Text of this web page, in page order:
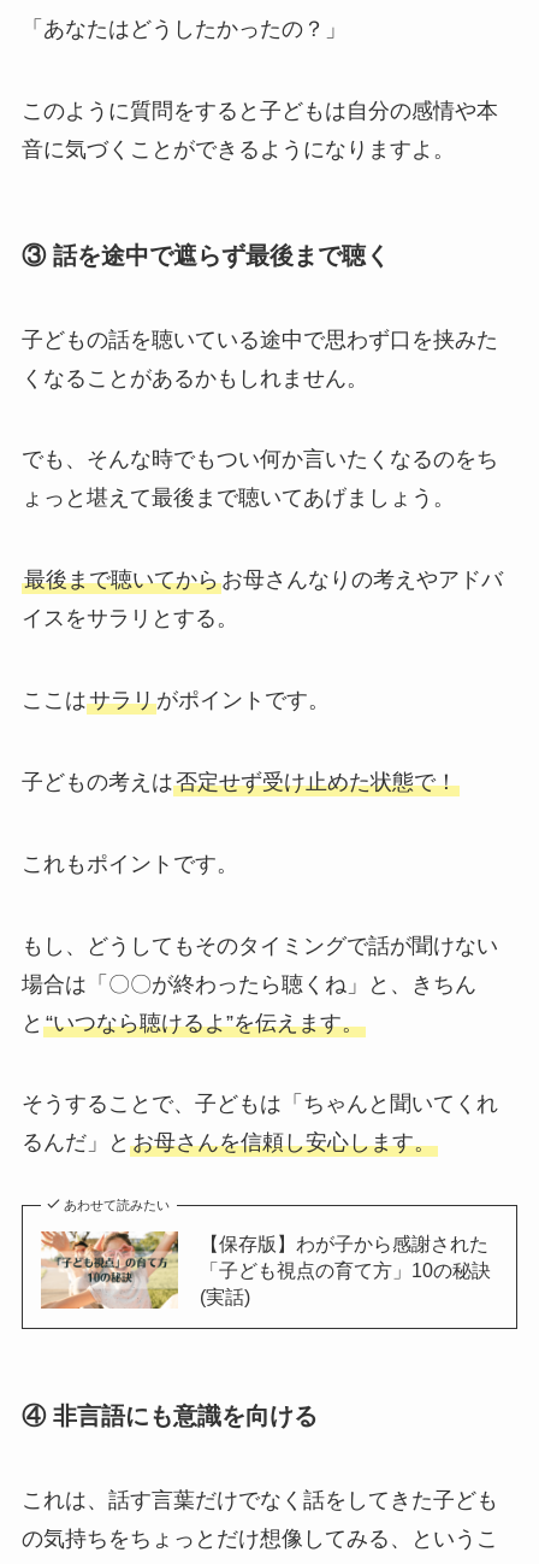
「あなたはどうしたかったの？」
このように質問をすると子どもは自分の感情や本
音に気づくことができるようになりますよ。
③ 話を途中で遮らず最後まで聴く
子どもの話を聴いている途中で思わず口を挟みた
くなることがあるかもしれません。
でも、そんな時でもつい何か言いたくなるのをち
ょっと堪えて最後まで聴いてあげましょう。
最後まで聴いてからお母さんなりの考えやアドバ
イスをサラリとする。
ここはサラリがポイントです。
子どもの考えは否定せず受け止めた状態で！
これもポイントです。
もし、どうしてもそのタイミングで話が聞けない
場合は「〇〇が終わったら聴くね」と、きちん
と “いつなら聴けるよ”を伝えます。
そうすることで、子どもは「ちゃんと聞いてくれ
るんだ」と お母さんを信頼し安心します。
あわせて読みたい
【保存版】わが子から感謝された
「子ども視点の育て方」10の秘訣
(実話)
④ 非言語にも意識を向ける
これは、話す言葉だけでなく話をしてきた子ども
の気持ちをちょっとだけ想像してみる、というこ